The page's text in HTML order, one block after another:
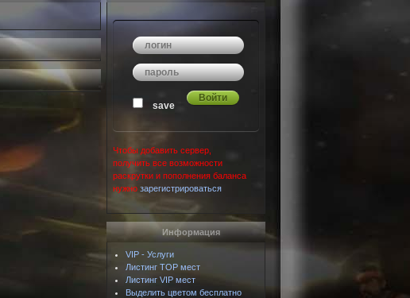
save
Чтобы добавить сервер,
получить все возможности
раскрутки и пополнения баланса
нужно зарегистрироваться
Информация
VIP - Услуги
Листинг TOP мест
Листинг VIP мест
Выделить цветом бесплатно